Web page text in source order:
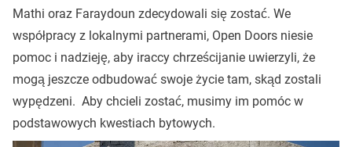
Mathi oraz Faraydoun zdecydowali się zostać. We
współpracy z lokalnymi partnerami, Open Doors niesie
pomoc i nadzieję, aby iraccy chrześcijanie uwierzyli, że
mogą jeszcze odbudować swoje życie tam, skąd zostali
wypędzeni. Aby chcieli zostać, musimy im pomóc w
podstawowych kwestiach bytowych.